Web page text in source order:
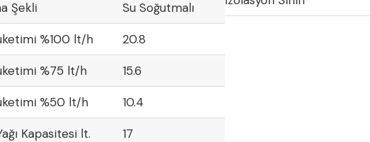
Şekli Su Soğutmalı
%100 lt/h 20.8
%75 lt/h 15.6
%50 lt/h 10.4
Kapasitesi lt. 17